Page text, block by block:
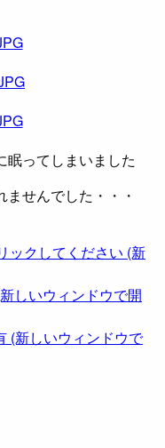
眠ってしまいました
せんでした・・・
ックしてください (新
しいウィンドウで開
(新しいウィンドウで